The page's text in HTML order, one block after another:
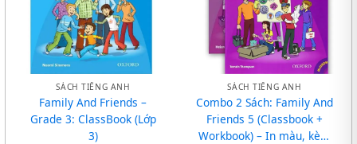
SÁCH TIẾNG ANH
Family And Friends –
Grade 3: ClassBook (Lớp
3)
SÁCH TIẾNG ANH
Combo 2 Sách: Family And
Friends 5 (Classbook +
Workbook) – In màu, kèm